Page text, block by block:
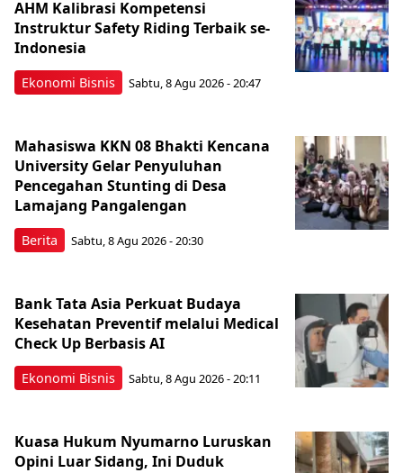
Ekonomi Bisnis
AHM Kalibrasi Kompetensi
Instruktur Safety Riding Terbaik se-
Indonesia
Sabtu, 8 Agu 2026 - 20:47
Berita
Mahasiswa KKN 08 Bhakti Kencana
University Gelar Penyuluhan
Pencegahan Stunting di Desa
Lamajang Pangalengan
Sabtu, 8 Agu 2026 - 20:30
Ekonomi Bisnis
Bank Tata Asia Perkuat Budaya
Kesehatan Preventif melalui Medical
Check Up Berbasis AI
Sabtu, 8 Agu 2026 - 20:11
Kuasa Hukum Nyumarno Luruskan
Opini Luar Sidang, Ini Duduk